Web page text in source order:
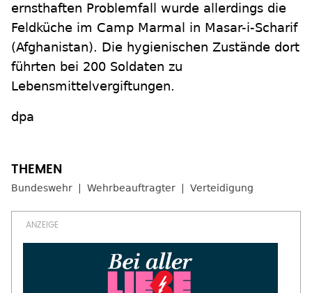
ernsthaften Problemfall wurde allerdings die
Feldküche im Camp Marmal in Masar-i-Scharif
(Afghanistan). Die hygienischen Zustände dort
führten bei 200 Soldaten zu
Lebensmittelvergiftungen.
dpa
Bundeswehr Wehrbeauftragter Verteidigung